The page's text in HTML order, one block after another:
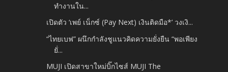
ทำงานใน...
เปิดตัว ‘เพย์ เน็กซ์ (Pay Next) เงินติดมือ*’ วงเงิ...
“ไทยเบฟ” ผนึกกำลังชูแนวคิดความยั่งยืน “พอเพียง
ยั่...
MUJI เปิดสาขาใหม่บิ๊กไซส์ MUJI The